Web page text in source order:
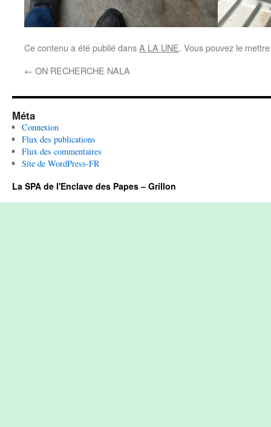
Ce contenu a été publié dansA LA UNE. Vous pouvez le
← ON RECHERCHE NALA
Méta
Connexion
Flux des publications
Flux des commentaires
Site de WordPress-FR
La SPA de l'Enclave des Papes – Grillon